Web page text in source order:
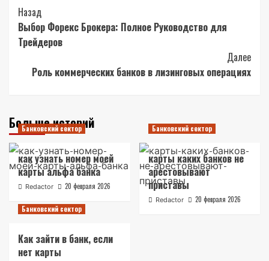
Post
Navigation
Назад
Выбор Форекс Брокера: Полное Руководство для
Трейдеров
Далее
Роль коммерческих банков в лизинговых операциях
Больше историй
Банковский сектор
как узнать номер моей
карты альфа банка
Redactor 20 февраля 2026
Банковский сектор
карты каких банков не
арестовывают
приставы
Redactor
20 февраля 2026
Банковский сектор
Как зайти в банк, если
нет карты